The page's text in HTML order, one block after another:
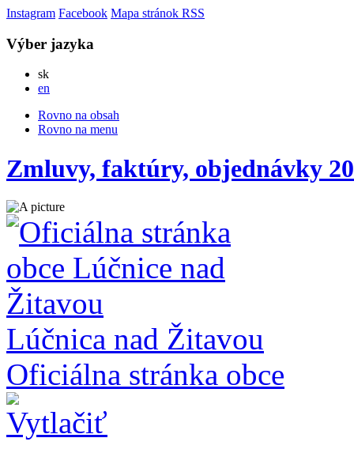
Instagram Facebook Mapa stránok RSS
Výber jazyka
skSlovensky
en
Rovno na obsah
Rovno na menu
Zmluvy, faktúry, objednávky
Lúčnica nad Žitavou
Oficiálna stránka obce